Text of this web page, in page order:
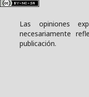
Las opiniones
necesariamente
publicación.